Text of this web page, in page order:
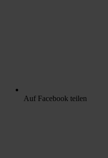
Auf Facebook teilen